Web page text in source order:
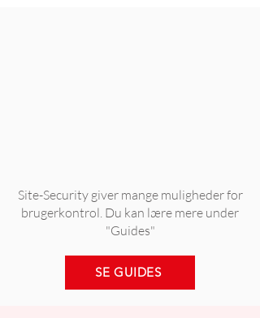
Site-Security giver mange muligheder for
brugerkontrol. Du kan lære mere under
"Guides"
SE GUIDES